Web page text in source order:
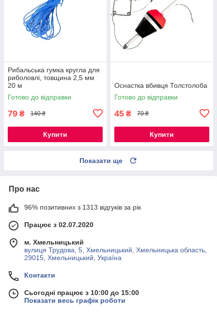
Рибальська гумка кругла для
риболовлі, товщина 2,5 мм
20 м
Готово до відправки
79 ₴ 140 ₴
Купити
Оснастка вбивця Толстолоба
Готово до відправки
45 ₴ 70 ₴
Купити
Показати ще
Про нас
96% позитивних з 1313 відгуків за рік
Працює з 02.07.2020
м. Хмельницький
вулиця Трудова, 5, Хмельницький, Хмельницька область,
29015, Хмельницький, Україна
Контакти
Сьогодні працює з 10:00 до 15:00
Показати весь графік роботи